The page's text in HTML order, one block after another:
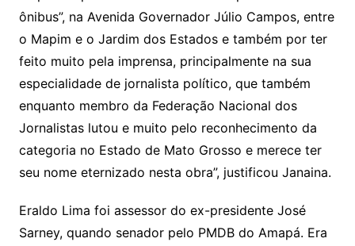
ônibus”, na Avenida Governador Júlio Campos, entre
o Mapim e o Jardim dos Estados e também por ter
feito muito pela imprensa, principalmente na sua
especialidade de jornalista político, que também
enquanto membro da Federação Nacional dos
Jornalistas lutou e muito pelo reconhecimento da
categoria no Estado de Mato Grosso e merece ter
seu nome eternizado nesta obra”, justificou Janaina.
Eraldo Lima foi assessor do ex-presidente José
Sarney, quando senador pelo PMDB do Amapá. Era